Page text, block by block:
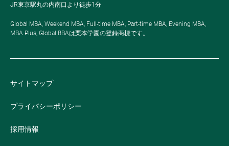
JR東京駅丸の内南口より徒歩1分
Global MBA, Weekend MBA, Full-time MBA, Part-time MBA, Evening MBA,
MBA Plus, Global BBAは栗本学園の登録商標です。
サイトマップ
プライバシーポリシー
採用情報